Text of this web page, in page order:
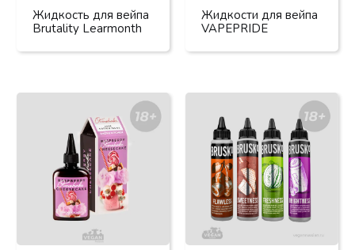
Жидкость для вейпа
Brutality Learmonth
Жидкости для вейпа
VAPEPRIDE